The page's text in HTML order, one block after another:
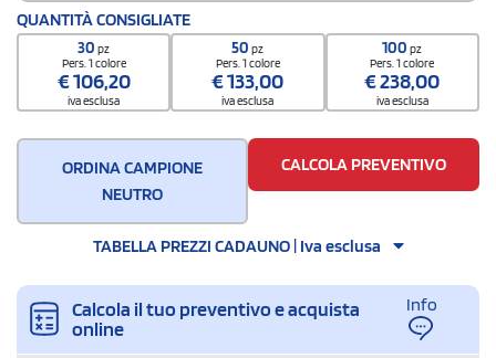
Codice doganale
4820 1030
Quantità per scatola
QUANTITÀ CONSIGLIATE
30pz
Pers. 1 colore
€106,20
iva esclusa
50pz
Pers. 1 colore
€133,00
iva esclusa
100pz
Pers. 1 colore
€238,00
iva esclusa
ORDINA CAMPIONE
NEUTRO
CALCOLA PREVENTIVO
TABELLA PREZZI CADAUNO | Iva esclusa
Calcola il tuo preventivo e acquista
online
Info